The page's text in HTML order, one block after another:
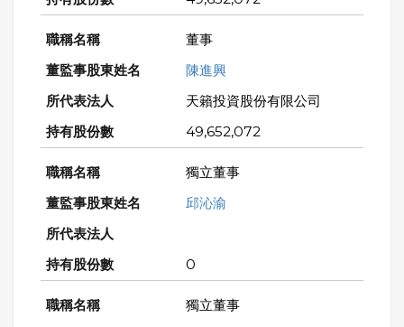
董事
陳進興
天籟投資股份有限公司
49,652,072
獨立董事
邱沁渝
0
獨立董事